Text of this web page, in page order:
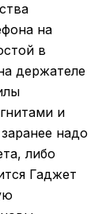
на
в
держателе
и
надо
либо
Гаджет